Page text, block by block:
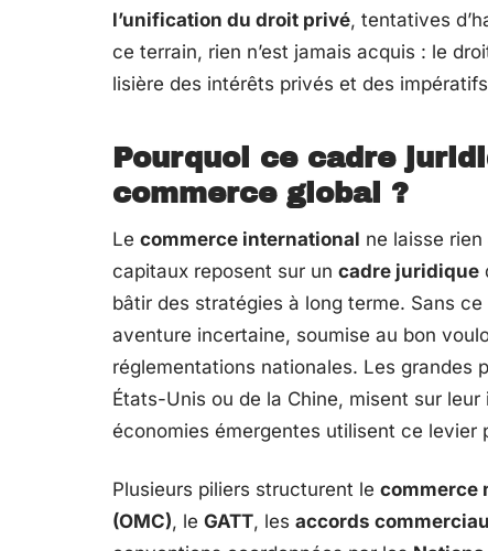
l’unification du droit privé, tentatives
ce terrain, rien n’est jamais acquis : le
lisière des intérêts privés et des
Pourquoi ce cadre
commerce global ?
Le commerce international ne laisse
capitaux reposent sur un cadre juridique
bâtir des stratégies à long terme. Sans
aventure incertaine, soumise au bon
réglementations nationales. Les grandes
États-Unis ou de la Chine, misent sur
économies émergentes utilisent ce levier
Plusieurs piliers structurent le commerce
(OMC), le GATT, les accords